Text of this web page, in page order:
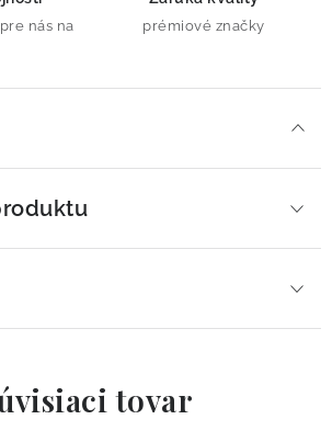
nás na
prémiové značky
tovar